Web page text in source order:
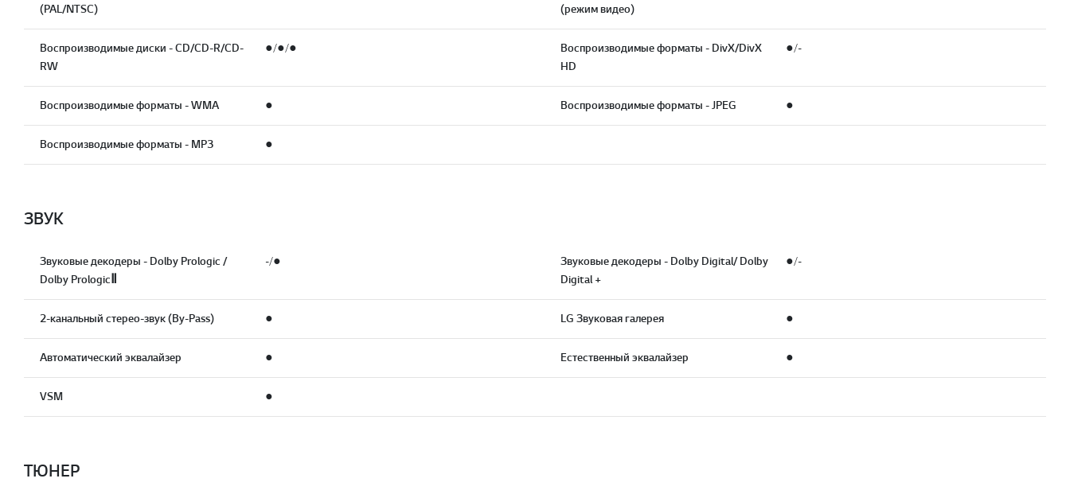
(PAL/NTSC)
(режим видео)
Воспроизводимые диски - CD/CD-R/CD-
RW
●/●/●
Воспроизводимые форматы - DivX/DivX
HD
●/-
Воспроизводимые форматы - WMA ● Воспроизводимые форматы - JPEG ●
Воспроизводимые форматы - MP3 ●
ЗВУК
Звуковые декодеры - Dolby Prologiс /
Dolby PrologicⅡ
-/●
Звуковые декодеры - Dolby Digital/ Dolby
Digital +
●/-
2-канальный стерео-звук (By-Pass) ● LG Звуковая галерея ●
Автоматический эквалайзер ● Естественный эквалайзер ●
VSM ●
ТЮНЕР